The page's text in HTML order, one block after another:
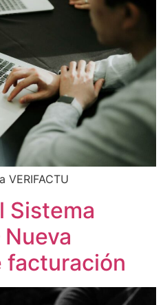
Sistema
Nueva
facturación